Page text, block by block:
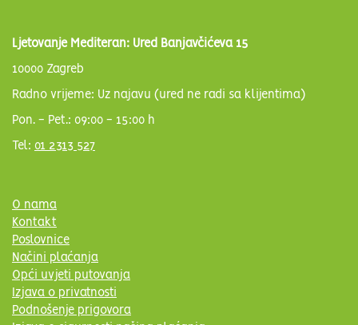
Ljetovanje Mediteran: Ured Banjavčićeva 15
10000 Zagreb
Radno vrijeme: Uz najavu (ured ne radi sa klijentima)
Pon. - Pet.: 09:00 - 15:00 h
Tel: 01 2313 527
O nama
Kontakt
Poslovnice
Načini plaćanja
Opći uvjeti putovanja
Izjava o privatnosti
Podnošenje prigovora